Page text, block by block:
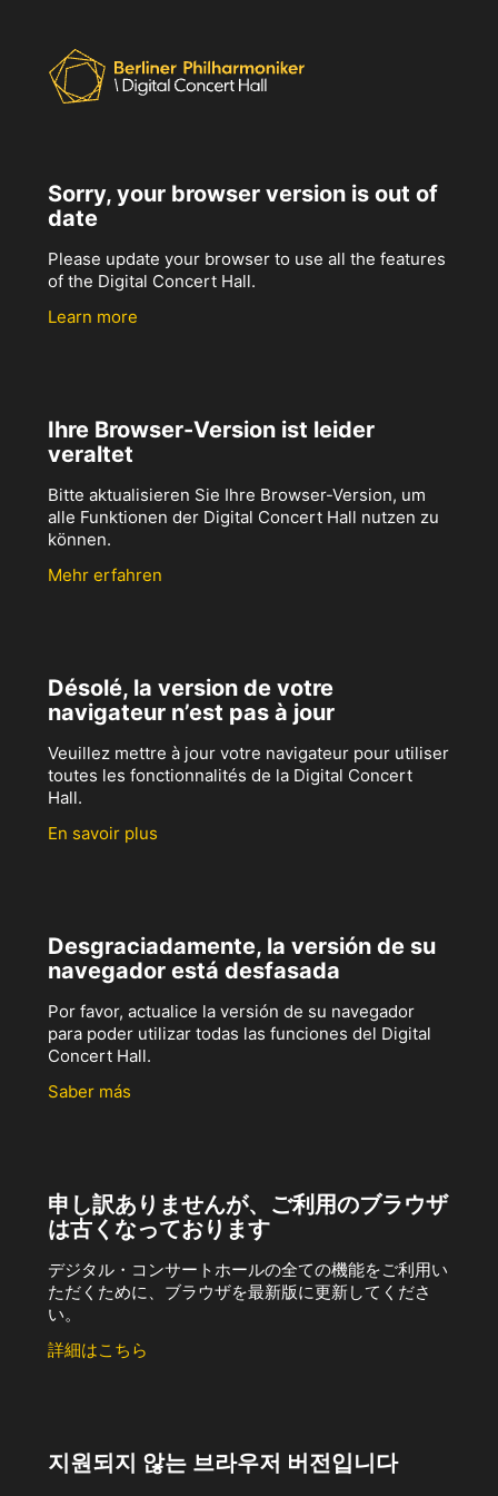
Sorry, your browser version is out of
date
Please update your browser to use all the features
of the Digital Concert Hall.
Learn more
Ihre Browser-Version ist leider
veraltet
Bitte aktualisieren Sie Ihre Browser-Version, um
alle Funktionen der Digital Concert Hall nutzen zu
können.
Mehr erfahren
Désolé, la version de votre
navigateur n’est pas à jour
Veuillez mettre à jour votre navigateur pour utiliser
toutes les fonctionnalités de la Digital Concert
Hall.
En savoir plus
Desgraciadamente, la versión de su
navegador está desfasada
Por favor, actualice la versión de su navegador
para poder utilizar todas las funciones del Digital
Concert Hall.
Saber más
申し訳ありませんが、ご利用のブラウザ
は古くなっております
デジタル・コンサートホールの全ての機能をご利用い
ただくために、ブラウザを最新版に更新してくださ
い。
詳細はこちら
지원되지 않는 브라우저 버전입니다